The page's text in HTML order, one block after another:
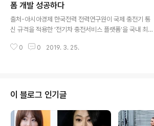
당 시‧군‧구청 소속 자동차등록업무 담당기관에서 LPG차
량을 신규‧변경‧이전 등록할 수 있다. 자동차 구조변경업체
에서 일반인이 기존 보유하고 있는 휘발유차나 경유차를 L
PG차량으로 개조하는 것도 가능해진다. 이번 법 개정으로
기존 LPG연료 사용제한을 위반한 사용자에 대해 최고 30
폼 개발 성공하다
출처-아시아경제 한국전력 전력연구원이 국제 충전기 통
신 규격을 적용한 ‘전기차 충전서비스 플랫폼’을 국내 최초
전소를 대상으로 충전 부가서비스를 스마트폰 애플리케이
럽 등 글로벌 표준 충전기 통신 규격을 적용했다.또한 플랫
폼 신뢰성 확보를 위해 별도의 충전인프라 운영 및 전기차
고객서비스 앱을 개발해 테스트를 진행했다. 출처- 뉴시스
2018년 기준 국내에서는 급속 및 완속 충전기 1만3900
0 0 2019. 3. 25.
이 블로그 인기글